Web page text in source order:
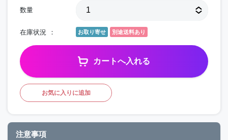
数量
在庫状況 お取り寄せ 別途送料あり
カートへ入れる
お気に入りに追加
注意事項